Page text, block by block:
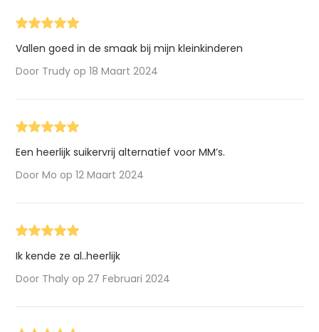
Vallen goed in de smaak bij mijn kleinkinderen
Door Trudy op 18 Maart 2024
Een heerlijk suikervrij alternatief voor MM’s.
Door Mo op 12 Maart 2024
Ik kende ze al..heerlijk
Door Thaly op 27 Februari 2024